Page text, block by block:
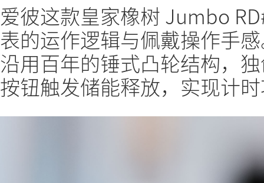
爱彼这款皇家橡树 Jumbo
表的运作逻辑与佩戴操作手
沿用百年的锤式凸轮结构，
按钮触发储能释放，实现计